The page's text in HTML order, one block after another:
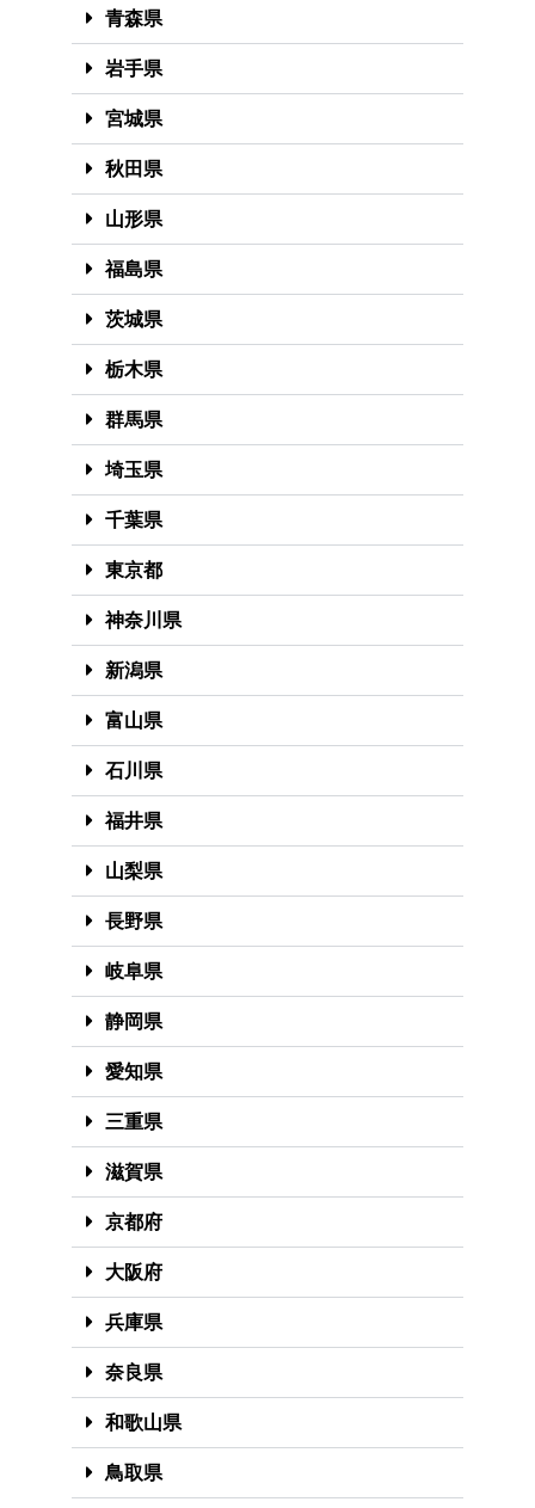
青森県
岩手県
宮城県
秋田県
山形県
福島県
茨城県
栃木県
群馬県
埼玉県
千葉県
東京都
神奈川県
新潟県
富山県
石川県
福井県
山梨県
長野県
岐阜県
静岡県
愛知県
三重県
滋賀県
京都府
大阪府
兵庫県
奈良県
和歌山県
鳥取県